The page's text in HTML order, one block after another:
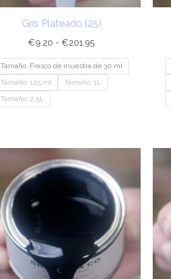
Gris Plateado (25)
€9.20 - €201.95
Tamaño: Frasco de muestra de 30 ml
Tamaño: 125 ml
Tamaño: 1L
Tamaño: 2,5L
de
precios:
desde
€9.20
hasta
€189.95